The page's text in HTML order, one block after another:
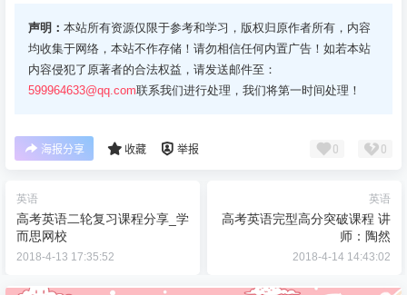
声明： 本站所有资源仅限于参考和学习，版权归原作者所有，内容
均收集于网络，本站不作存储！请勿相信任何内置广告！如若本站
内容侵犯了原著者的合法权益，请发送邮件至：
599964633@qq.com联系我们进行处理，我们将第一时间处理！
海报分享 收藏 举报 0 0
英语
高考英语二轮复习课程分享_学
而思网校
2018-4-13 17:35:52
英语
高考英语完型高分突破课程 讲
师：陶然
2018-4-14 14:43:02